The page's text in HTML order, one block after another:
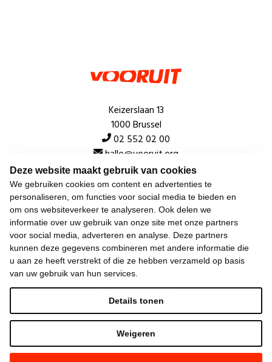
Deze website maakt gebruik van cookies
We gebruiken cookies om content en advertenties te
personaliseren, om functies voor social media te bieden en
om ons websiteverkeer te analyseren. Ook delen we
informatie over uw gebruik van onze site met onze partners
voor social media, adverteren en analyse. Deze partners
kunnen deze gegevens combineren met andere informatie die
u aan ze heeft verstrekt of die ze hebben verzameld op basis
van uw gebruik van hun services.
Weigeren
Details tonen
Keizerslaan 13
1000 Brussel
02 552 02 00
hallo@vooruit.org
Snel
Over de beweging
Algemeen
Laatste nieuws